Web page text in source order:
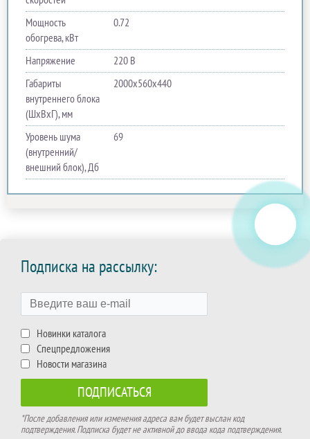
Мощность
обогрева, кВт
0.72
Напряжение
220 В
Габариты
внутреннего блока
(ШхВхГ), мм
2000х560х440
Уровень шума
(внутренний/
внешний блок), Дб
69
Подписка на рассылку:
Новинки каталога
Спецпредложения
Новости магазина
*После добавления или изменения адреса вам будет выслан код
подтверждения. Подписка будет не активной до ввода кода подтверждения.